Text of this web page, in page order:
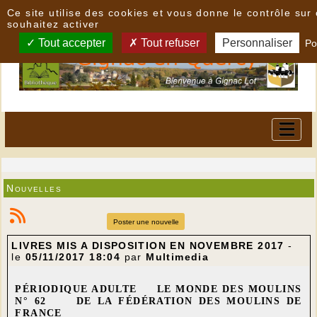
Nouvelles
Poster une nouvelle
LIVRES MIS A DISPOSITION EN NOVEMBRE 2017 -
le 05/11/2017 18:04 par Multimedia
PÉRIODIQUE ADULTE LE MONDE DES MOULINS
N° 62 DE LA FÉDÉRATION DES MOULINS DE
FRANCE
Ce site utilise des cookies et vous donne le contrôle sur
souhaitez activer
Tout accepter Tout refuser Personnaliser